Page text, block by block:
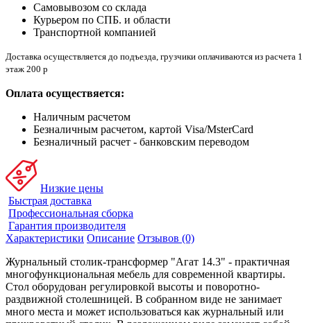
Самовывозом со склада
Курьером по СПБ. и области
Транспортной компанией
Доставка осуществляется до подъезда, грузчики оплачиваются из расчета 1
этаж 200 р
Оплата осуществяется:
Наличным расчетом
Безналичным расчетом, картой Visa/MsterCard
Безналичный расчет - банковским переводом
Низкие цены
Быстрая доставка
Профессиональная сборка
Гарантия производителя
Характеристики Описание Отзывов (0)
Журнальный столик-трансформер "Агат 14.3" - практичная
многофункциональная мебель для современной квартиры.
Стол оборудован регулировкой высоты и поворотно-
раздвижной столешницей. В собранном виде не занимает
много места и может использоваться как журнальный или